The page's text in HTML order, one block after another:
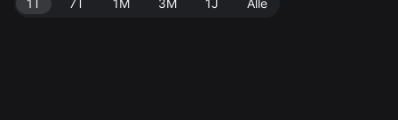
1T 7T 1M 3M 1J Alle